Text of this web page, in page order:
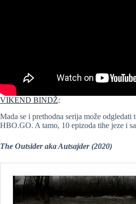
VIKEND BINDŽ:
Mada se i prethodna serija može
HBO.GO. A tamo, 10 epizoda tihe jeze i
The Outsider aka Autsajder (2020)